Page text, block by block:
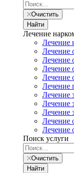
Очистить
Найти
Лечение
Лечение
Лечение
Лечение
Лечение
Лечение
Лечение
Лечение
Лечение
Лечение
Лечение
Лечение
Поиск услуги
Очистить
Найти